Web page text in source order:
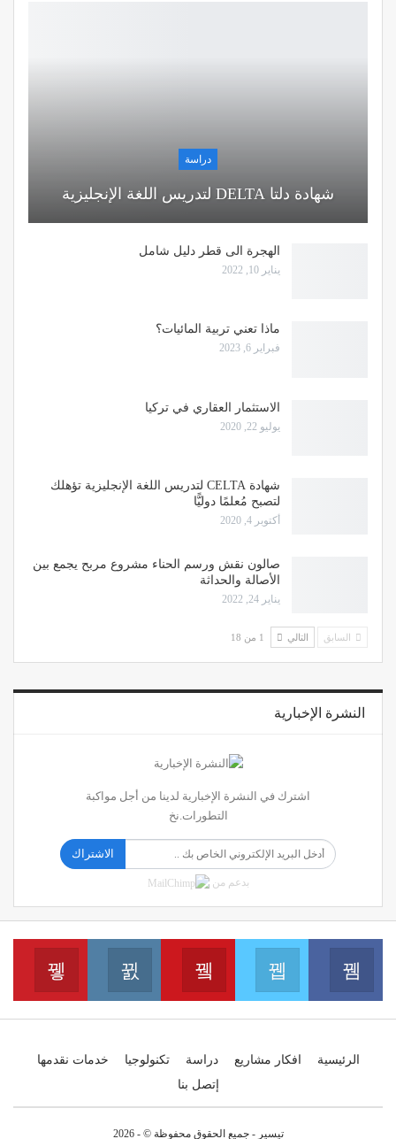
دراسة
شهادة دلتا DELTA لتدريس اللغة الإنجليزية
الهجرة الى قطر دليل شامل
يناير 10, 2022
ماذا تعني تربية المائيات؟
فبراير 6, 2023
الاستثمار العقاري في تركيا
يوليو 22, 2020
شهادة CELTA لتدريس اللغة الإنجليزية تؤهلك
لتصبح مُعلمًا دوليًّا
أكتوبر 4, 2020
صالون نقش ورسم الحناء مشروع مربح يجمع بين
الأصالة والحداثة
يناير 24, 2022
السابق التالي 1 من 18
النشرة الإخبارية
اشترك في النشرة الإخبارية لدينا من أجل مواكبة
التطورات.نخ
الاشتراك
بدعم من
Facebook
انضم الينا على الفايسبوك
Twitter
انضم الينا على التويتر
Youtube
انضم الينا على اليوتيب
Instagram
انضم الينا على
الرئيسية افكار مشاريع دراسة تكنولوجيا
خدمات نقدمها
إتصل بنا
تيسير - جميع الحقوق محفوظة © - 2026